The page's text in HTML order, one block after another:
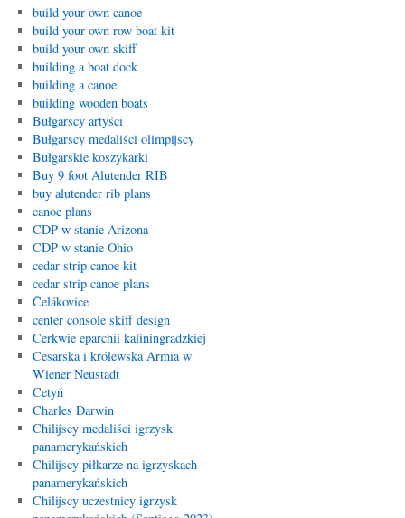
build your own canoe
build your own row boat kit
build your own skiff
building a boat dock
building a canoe
building wooden boats
Bułgarscy artyści
Bułgarscy medaliści olimpijscy
Bułgarskie koszykarki
Buy 9 foot Alutender RIB
buy alutender rib plans
canoe plans
CDP w stanie Arizona
CDP w stanie Ohio
cedar strip canoe kit
cedar strip canoe plans
Čelákovice
center console skiff design
Cerkwie eparchii kaliningradzkiej
Cesarska i królewska Armia w
Wiener Neustadt
Cetyń
Charles Darwin
Chilijscy medaliści igrzysk
panamerykańskich
Chilijscy piłkarze na igrzyskach
panamerykańskich
Chilijscy uczestnicy igrzysk